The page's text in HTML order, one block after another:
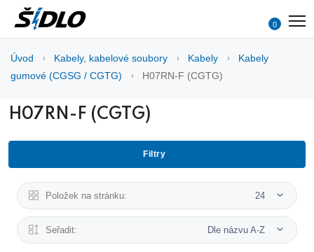
0
Úvod Kabely, kabelové soubory Kabely
Kabely
gumové (CGSG / CGTG)
H07RN-F (CGTG)
H07RN-F (CGTG)
Filtry
Položek na stránku: 24
Seřadit: Dle názvu A-Z